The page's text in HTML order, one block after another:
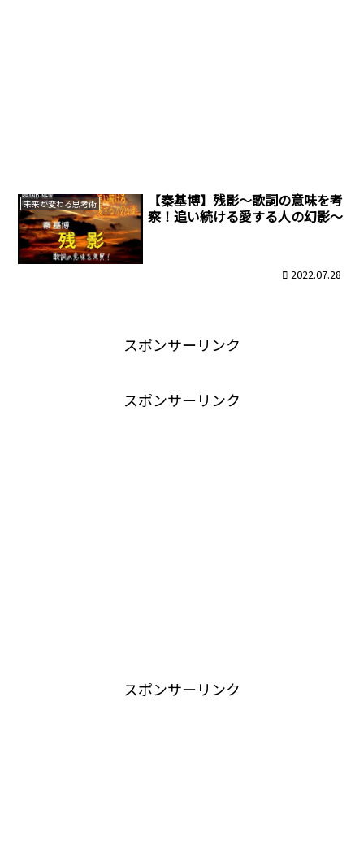
未来が変わる思考術
【秦基博】残影～歌詞の意味を考
察！追い続ける愛する人の幻影～
2022.07.28
スポンサーリンク
スポンサーリンク
スポンサーリンク